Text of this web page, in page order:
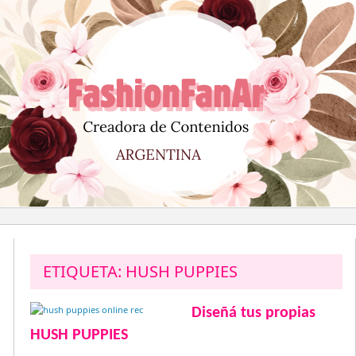
al
contenido
ETIQUETA: HUSH PUPPIES
Diseñá tus propias
HUSH PUPPIES